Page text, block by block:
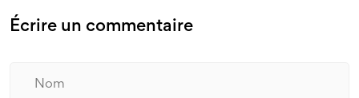
Écrire un commentaire